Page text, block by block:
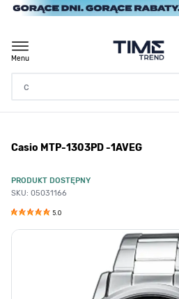
Przejdź do treści
Menu
/ Casio MTP-1303PD -1AVEG
Casio MTP-1303PD -1AVEG
PRODUKT DOSTĘPNY
SKU: 05031166
5.0